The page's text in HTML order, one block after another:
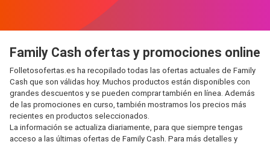
Family Cash ofertas y promociones online
Folletosofertas.es ha recopilado todas las ofertas actuales de Family
Cash que son válidas hoy. Muchos productos están disponibles con
grandes descuentos y se pueden comprar también en línea. Además
de las promociones en curso, también mostramos los precios más
recientes en productos seleccionados.
La información se actualiza diariamente, para que siempre tengas
acceso a las últimas ofertas de Family Cash. Para más detalles y